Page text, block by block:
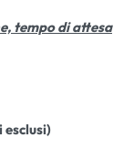
tempo di attesa
esclusi)